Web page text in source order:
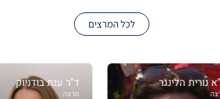
לכל המרצים
ד"ר ענת בודניוק
מרצה